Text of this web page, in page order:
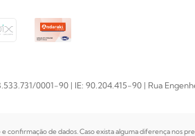
0001-90 | IE: 90.204.415-90 | Rua
confirmação de dados. Caso exista alguma diferença nos